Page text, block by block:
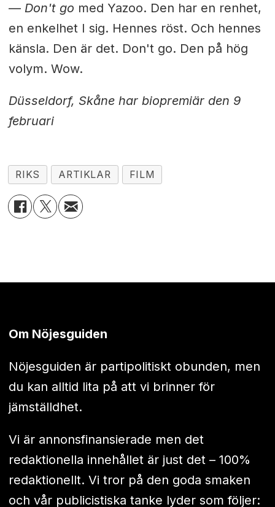
— Don't go med Yazoo. Den har en renhet,
en enkelhet I sig. Hennes röst. Och hennes
känsla. Den är det. Don't go. Den på hög
volym. Wow.
Düsseldorf, Skåne har biopremiär den 9
februari
RIKS ARTIKLAR FILM
Om Nöjesguiden
Nöjesguiden är partipolitiskt obunden, men
du kan alltid lita på att vi brinner för
jämställdhet.
Vi är annonsfinansierade men det
redaktionella innehållet är just det – 100%
redaktionellt. Vi tror på den goda smaken
och vår publicistiska tanke lyder som följer: